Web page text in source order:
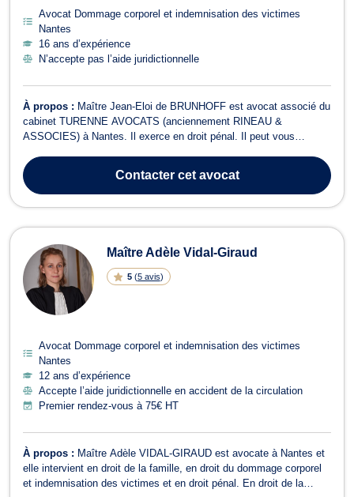
Avocat Dommage corporel et indemnisation des victimes
Nantes
16 ans d’expérience
N’accepte pas l’aide juridictionnelle
À propos : Maître Jean-Eloi de BRUNHOFF est avocat associé du
cabinet TURENNE AVOCATS (anciennement RINEAU &
ASSOCIES) à Nantes. Il exerce en droit pénal. Il peut vous
qu’il s’agisse de contravention, de délit ou de crime. En droit pénal
des affaires, Maître Jean-E...
Contactercet avocat
Maître Adèle Vidal-Giraud
5 (5 avis)
Avocat Dommage corporel et indemnisation des victimes
Nantes
12 ans d’expérience
Accepte l’aide juridictionnelle en accident de la circulation
Premier rendez-vous à 75€ HT
À propos : Maître Adèle VIDAL-GIRAUD est avocate à Nantes et
elle intervient en droit de la famille, en droit du dommage corporel
et indemnisation des victimes et en droit pénal. En droit de la